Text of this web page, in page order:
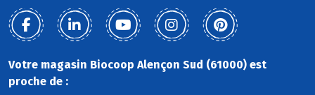
Votre magasin Biocoop Alençon Sud (61000) est
proche de :